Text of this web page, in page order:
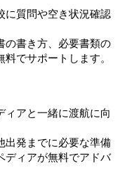
に質問や空き状況確認
の書き方、必要書類の
でサポートします。
ィアと一緒に渡航に向
出発までに必要な準備
ディアが無料でアドバ